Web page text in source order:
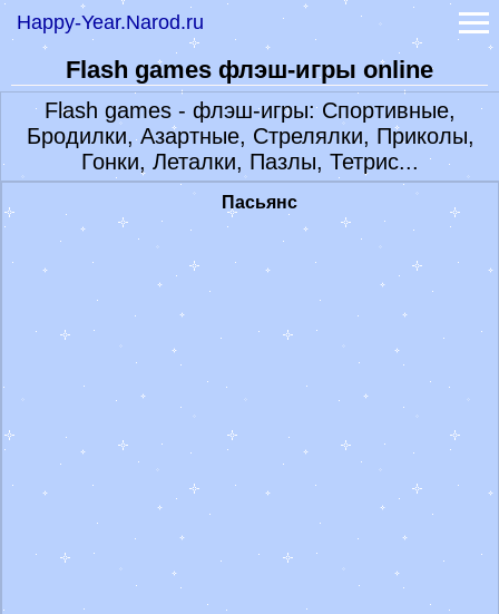
Flash games флэш-игры online
Flash games - флэш-игры: Спортивные,
Бродилки, Азартные, Стрелялки, Приколы,
Гонки, Леталки, Пазлы, Тетрис...
Пасьянс
Happy-Year.Narod.ruЛунный календарь 2022
Гадание онлайн
- Книга судеб
-Книга перемен
-Гадание на рунах
Самые точные гадания
Гороскопы
Гороскоп на сегодня
Гороскоп на 2022 год
Праздники 2023
Обои Заставки Фото